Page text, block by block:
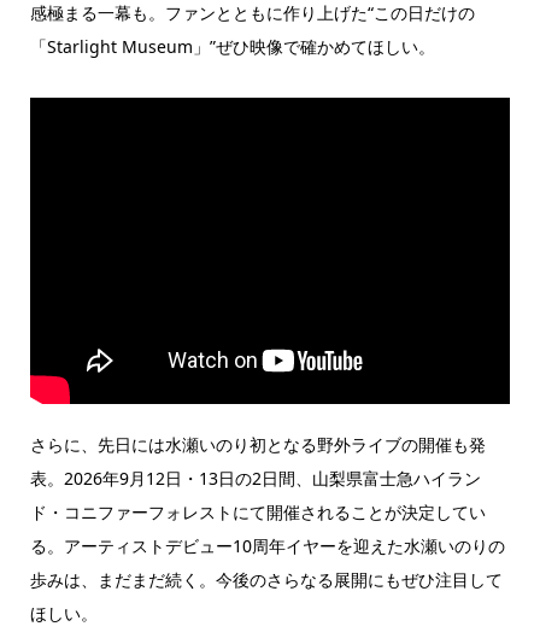
感極まる一幕も。ファンとともに作り上げた“この日だけの
「Starlight Museum」”ぜひ映像で確かめてほしい。
さらに、先日には水瀬いのり初となる野外ライブの開催も発
表。2026年9月12日・13日の2日間、山梨県富士急ハイラン
ド・コニファーフォレストにて開催されることが決定してい
る。アーティストデビュー10周年イヤーを迎えた水瀬いのりの
歩みは、まだまだ続く。今後のさらなる展開にもぜひ注目して
ほしい。